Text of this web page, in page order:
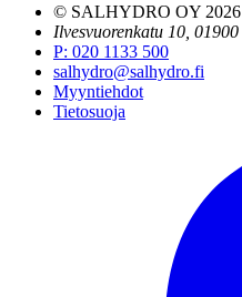
© SALHYDRO OY 2026
Ilvesvuorenkatu 10,
P: 020 1133 500
salhydro@salhydro.fi
Myyntiehdot
Tietosuoja